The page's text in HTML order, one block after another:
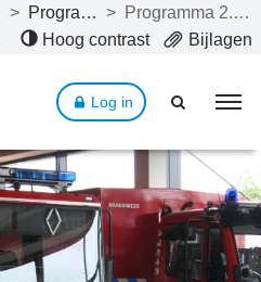
> Programma’s >
Programma 2. Veiligheid
Hoog contrast Bijlagen
Log in